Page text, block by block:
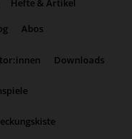
Hefte & Artikel
Abos
Downloads